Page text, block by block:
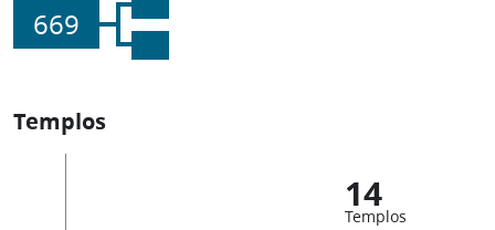
669
Templos
14
Templos